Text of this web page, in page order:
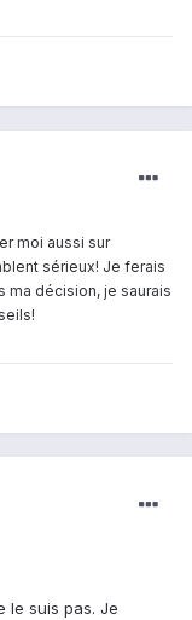
moi aussi sur
sérieux! Je ferais
ma décision, je saurais
le suis pas. Je